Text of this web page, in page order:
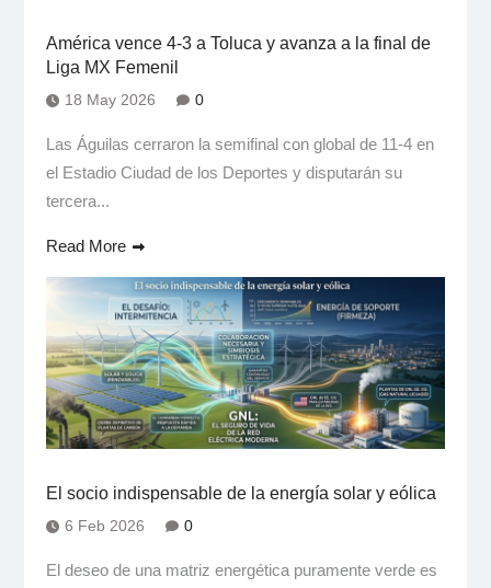
América vence 4-3 a Toluca y avanza a la final de
Liga MX Femenil
18 May 2026 0
Las Águilas cerraron la semifinal con global de 11-4 en
el Estadio Ciudad de los Deportes y disputarán su
tercera...
Read More
El socio indispensable de la energía solar y eólica
6 Feb 2026 0
El deseo de una matriz energética puramente verde es